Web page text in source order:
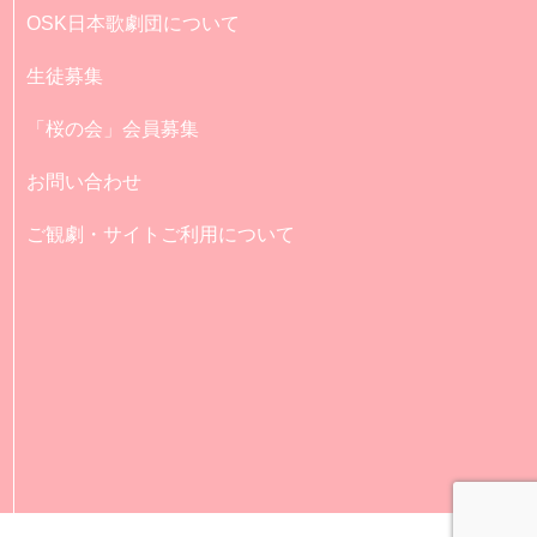
OSK日本歌劇団について
生徒募集
「桜の会」会員募集
お問い合わせ
ご観劇・サイトご利用について